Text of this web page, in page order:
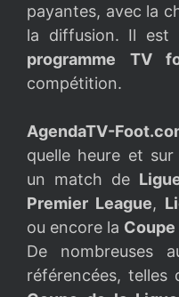
payantes, avec la
la diffusion. Il est
programme TV
compétition.
AgendaTV-
quelle heure et
un match de
Premier League,
ou encore la
De nombreuses
référencées, telles